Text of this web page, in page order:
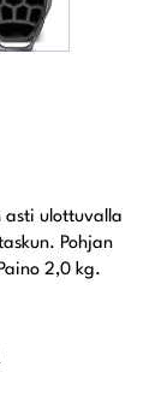
asti ulottuvalla
Pohjan
2,0 kg.